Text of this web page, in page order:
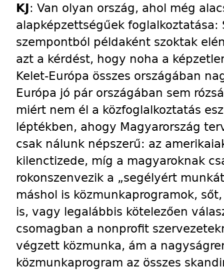
KJ: Van olyan ország, ahol még
alapképzettségűek foglalkoztatása:
szempontból példaként szoktak
azt a kérdést, hogy noha a
Kelet-Európa összes országában
Európa jó pár országában sem
miért nem él a közfoglalkoztatás
léptékben, ahogy Magyarország
csak nálunk népszerű: az
kilenctizede, míg a magyaroknak
rokonszenvezik a „segélyért
máshol is közmunkaprogramok,
is, vagy legalábbis kötelezően
csomagban a nonprofit
végzett közmunka, ám a
közmunkaprogram az összes